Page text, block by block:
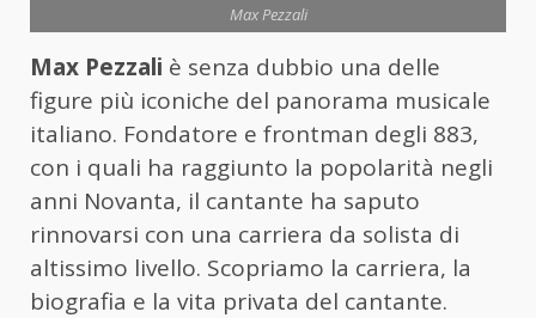
Max Pezzali
Max Pezzali è senza dubbio una delle
figure più iconiche del panorama musicale
italiano. Fondatore e frontman degli 883,
con i quali ha raggiunto la popolarità negli
anni Novanta, il cantante ha saputo
rinnovarsi con una carriera da solista di
altissimo livello. Scopriamo la carriera, la
biografia e la vita privata del cantante.